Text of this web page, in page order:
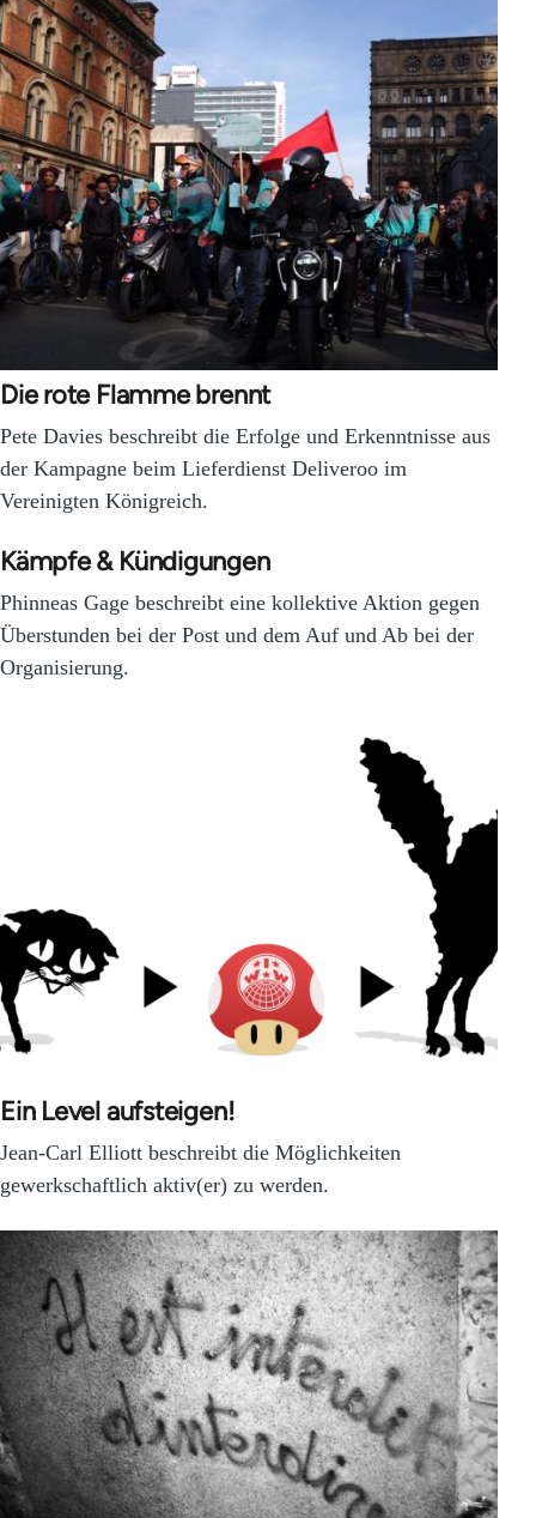
Die rote Flamme brennt
Pete Davies beschreibt die Erfolge und Erkenntnisse aus
der Kampagne beim Lieferdienst Deliveroo im
Vereinigten Königreich.
Kämpfe & Kündigungen
Phinneas Gage beschreibt eine kollektive Aktion gegen
Überstunden bei der Post und dem Auf und Ab bei der
Organisierung.
Ein Level aufsteigen!
Jean-Carl Elliott beschreibt die Möglichkeiten
gewerkschaftlich aktiv(er) zu werden.